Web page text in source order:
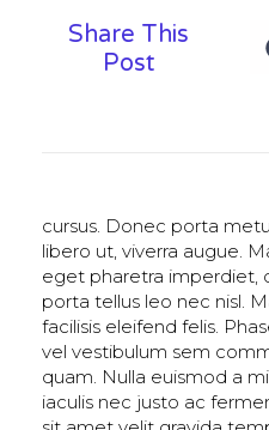
Share This
Post
cursus. Donec porta
libero ut, viverra augue.
eget pharetra imperdiet,
porta tellus leo nec nisl.
facilisis eleifend felis.
vel vestibulum sem
quam. Nulla euismod a
iaculis nec justo ac